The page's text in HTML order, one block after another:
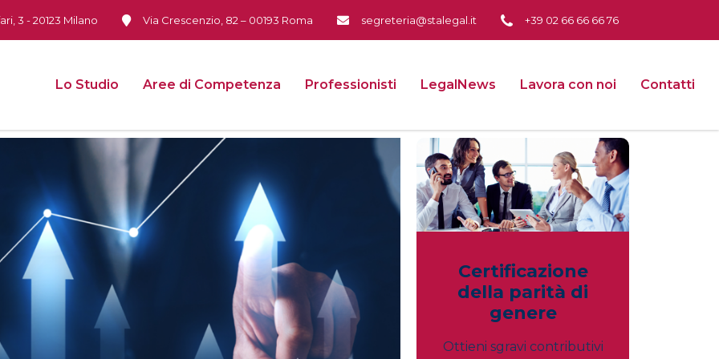
3 - 20123 Milano Via Crescenzio, 82 – 00193 Roma segreteria@stalegal.it +39 02 66 66 66 76
Lo Studio Aree di Competenza Professionisti LegalNews Lavora con noi Contatti
Certificazione
della parità di
genere
Ottieni sgravi contributivi